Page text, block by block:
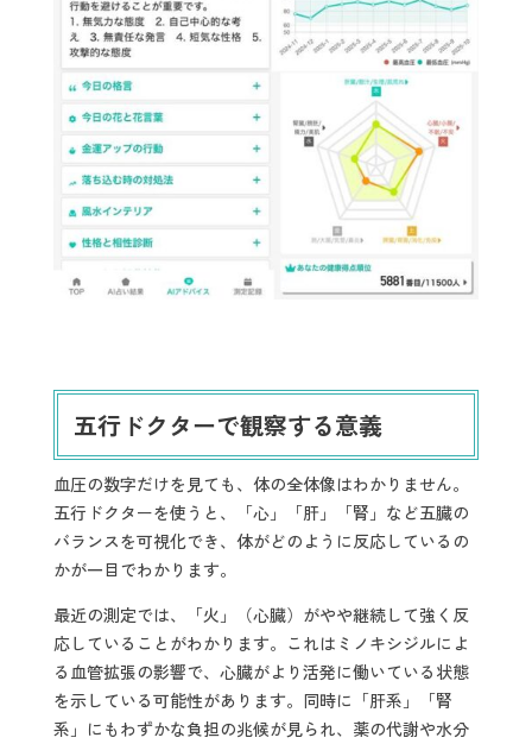
五行ドクターで観察する意義
血圧の数字だけを見ても、体の全体像はわかりません。
五行ドクターを使うと、「心」「肝」「腎」など五臓の
バランスを可視化でき、体がどのように反応しているの
かが一目でわかります。
最近の測定では、「火」（心臓）がやや継続して強く反
応していることがわかります。これはミノキシジルによ
る血管拡張の影響で、心臓がより活発に働いている状態
を示している可能性があります。同時に「肝系」「腎
系」にもわずかな負担の兆候が見られ、薬の代謝や水分